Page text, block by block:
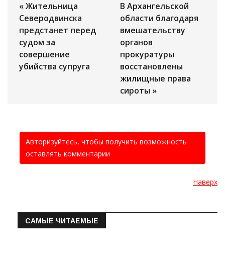
« Жительница
Северодвинска
предстанет перед
судом за
совершение
убийства супруга
В Архангельской
области благодаря
вмешательству
органов
прокуратуры
восстановлены
жилищные права
сироты »
Авторизуйтесь, чтобы получить возможность
оставлять комментарии
Наверх
САМЫЕ ЧИТАЕМЫЕ